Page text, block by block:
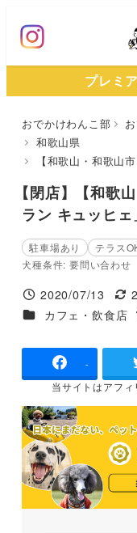
ン
プレミ
おでかけわんこ部
和歌山県
【和歌山・和歌山
【閉店】【和歌
ラン キュッヒェ
駐車場あり
テラス
犬種条件: 要問い合わせ
投稿日
2020/07/13
更
施設ジャンル
カフェ・飲食店
-
当サイトはアフ